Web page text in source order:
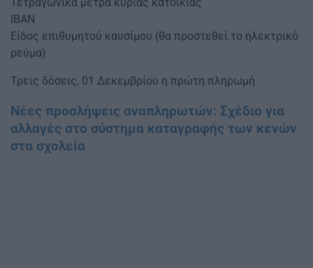
ΙΒΑΝ
Είδος επιθυμητού καυσίμου (θα προστεθεί το ηλεκτρικό
ρεύμα)
Τρεις δόσεις, 01 Δεκεμβρίου η πρώτη πληρωμή
Νέες προσλήψεις αναπληρωτών: Σχέδιο για
αλλαγές στο σύστηµα καταγραφής των κενών
στα σχολεία